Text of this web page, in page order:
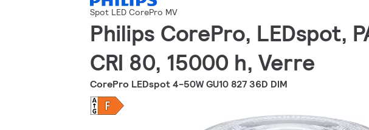
Spot LED CorePro MV
Philips CorePro, LEDspot,
CRI 80, 15000 h, Verre
CorePro LEDspot 4-50W GU10 827 36D DIM